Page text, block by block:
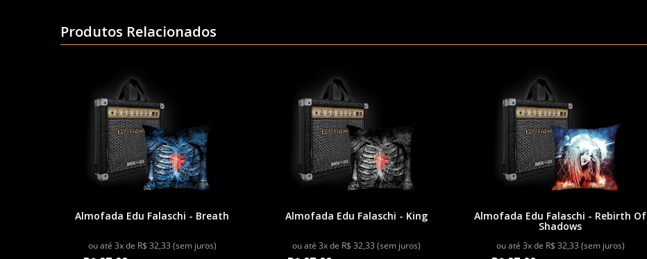
Produtos Relacionados
Almofada Edu Falaschi - Breath
ou até 3x de R$ 32,33 (sem juros)
Almofada Edu Falaschi - King
ou até 3x de R$ 32,33 (sem juros)
Almofada Edu Falaschi - Rebirth Of
Shadows
ou até 3x de R$ 32,33 (sem juros)